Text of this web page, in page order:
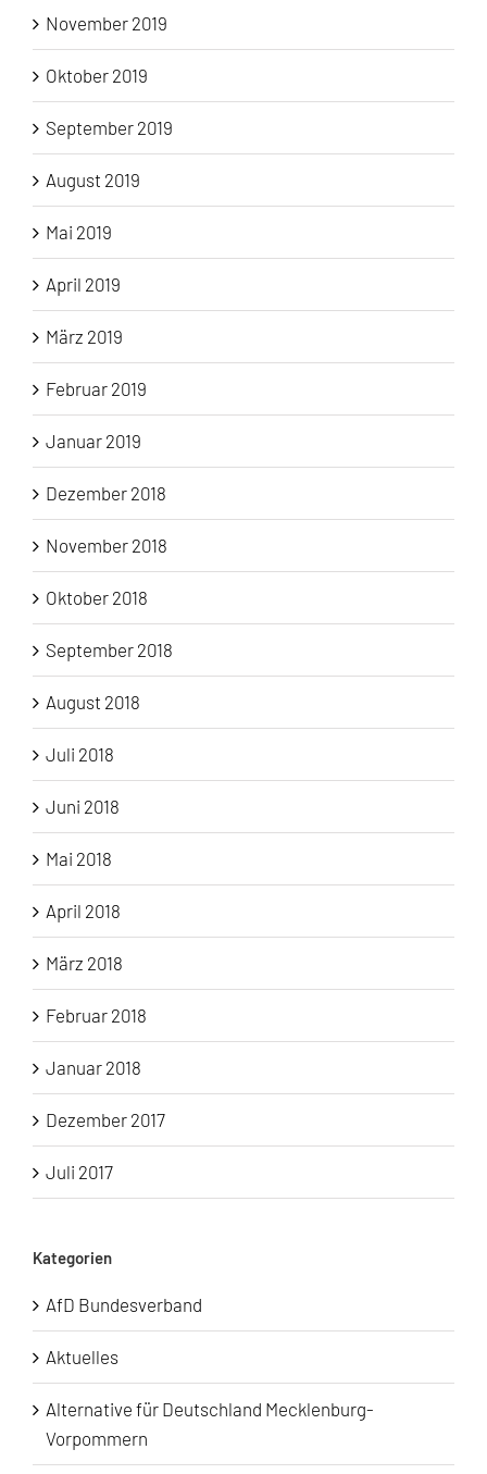
November 2019
Oktober 2019
September 2019
August 2019
Mai 2019
April 2019
März 2019
Februar 2019
Januar 2019
Dezember 2018
November 2018
Oktober 2018
September 2018
August 2018
Juli 2018
Juni 2018
Mai 2018
April 2018
März 2018
Februar 2018
Januar 2018
Dezember 2017
Juli 2017
Kategorien
AfD Bundesverband
Aktuelles
Alternative für Deutschland Mecklenburg-
Vorpommern